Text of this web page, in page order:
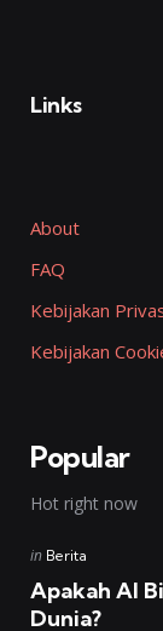
Links
About
FAQ
Kebijakan
Kebijakan
Popular
Hot right now
Posted
in Berita
Apakah AI
Dunia?